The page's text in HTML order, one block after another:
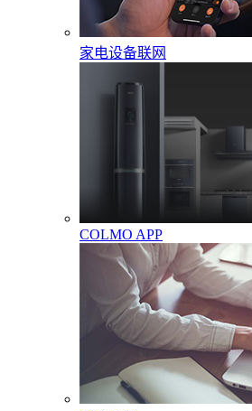
家电设备联网
COLMO APP